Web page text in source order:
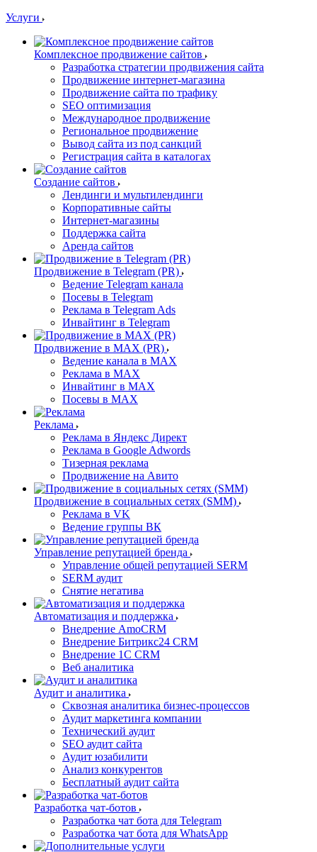
Услуги
Комплексное продвижение сайтов
Разработка стратегии продвижения сайта
Продвижение интернет-магазина
Продвижение сайта по трафику
SEO оптимизация
Международное продвижение
Региональное продвижение
Вывод сайта из под санкций
Регистрация сайта в каталогах
Создание сайтов
Лендинги и мультилендинги
Корпоративные сайты
Интернет-магазины
Поддержка сайта
Аренда сайтов
Продвижение в Telegram (PR)
Ведение Telegram канала
Посевы в Telegram
Реклама в Telegram Ads
Инвайтинг в Telegram
Продвижение в MAX (PR)
Ведение канала в MAX
Реклама в MAX
Инвайтинг в MAX
Посевы в MAX
Реклама
Реклама в Яндекс Директ
Реклама в Google Adwords
Тизерная реклама
Продвижение на Авито
Продвижение в социальных сетях (SMM)
Реклама в VK
Ведение группы ВК
Управление репутацией бренда
Управление общей репутацией SERM
SERM аудит
Снятие негатива
Автоматизация и поддержка
Внедрение AmoCRM
Внедрение Битрикс24 CRM
Внедрение 1C CRM
Веб аналитика
Аудит и аналитика
Сквозная аналитика бизнес-процессов
Аудит маркетинга компании
Технический аудит
SEO аудит сайта
Аудит юзабилити
Анализ конкурентов
Бесплатный аудит сайта
Разработка чат-ботов
Разработка чат бота для Telegram
Разработка чат бота для WhatsApp